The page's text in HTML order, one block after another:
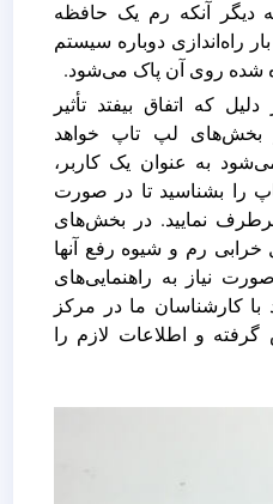
دیگر آنکه رم یک حافظه
راه‌اندازی دوباره سیستم
شده ‌روی آن پاک می‌شود.
که اتفاق بیفتد تأثیر
بخش‌های لپ تاپ خواهد
به عنوان یک کاربر،
را بشناسید تا در صورت
برطرف نمایید. در بخش‌های
خرابی رم و شیوه رفع آنها
نیاز به راهنمایی‌های
با کارشناسان ما در مرکز
و اطلاعات لازم را